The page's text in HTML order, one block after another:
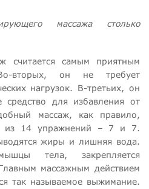
массажа столько
считается самым приятным
вторых, он не требует
нагрузок. В-третьих, он
средство для избавления от
массаж, как правило,
из 14 упражнений – 7 и 7.
жиры и лишняя вода.
тела, закрепляется
массажным действием
так называемое выжимание.